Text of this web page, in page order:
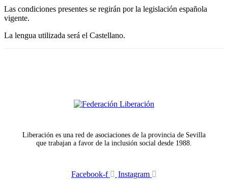
Las condiciones presentes se regirán por la legislación española
vigente.
La lengua utilizada será el Castellano.
Liberación es una red de asociaciones de la provincia de Sevilla
que trabajan a favor de la inclusión social desde 1988.
Facebook-f Instagram